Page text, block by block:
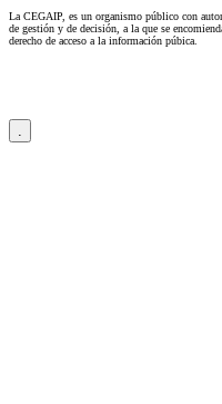
La CEGAIP, es un organismo público con
de gestión y de decisión, a la que se
derecho de acceso a la información púbica.